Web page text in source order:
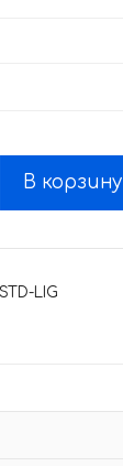
Количество
В корзину
LIG